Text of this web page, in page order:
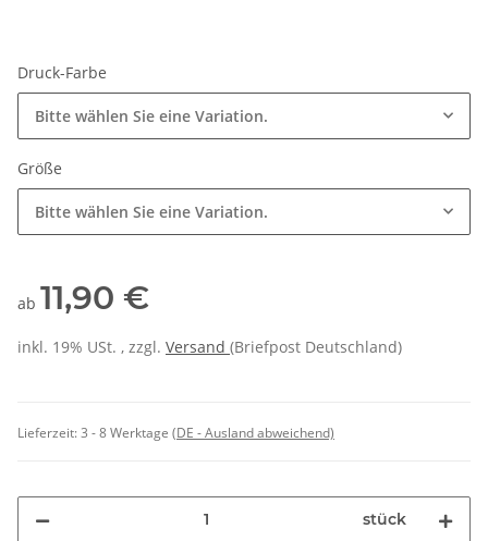
Druck-Farbe
Bitte wählen Sie eine Variation.
Größe
Bitte wählen Sie eine Variation.
ab 11,90 €
inkl. 19% USt. , zzgl. Versand (Briefpost Deutschland)
Lieferzeit:3 - 8 Werktage (DE - Ausland abweichend)
stück